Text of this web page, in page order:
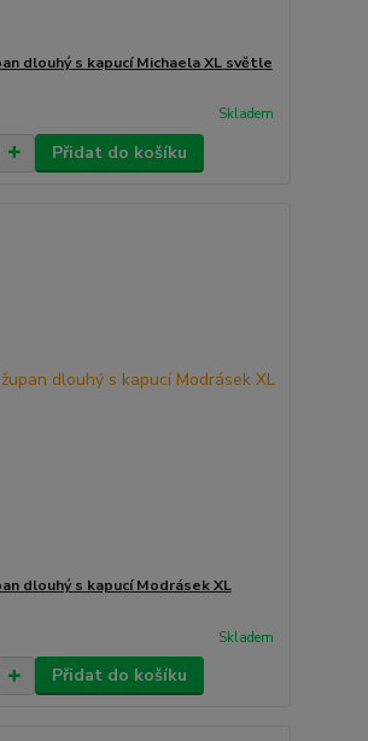
dlouhý s kapucí Michaela XL světle
Skladem
Přidat do košíku
dlouhý s kapucí Modrásek XL
Skladem
Přidat do košíku